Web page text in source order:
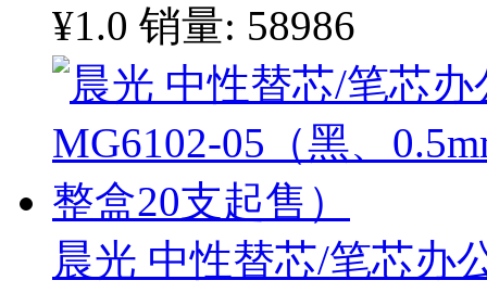
¥1.0 销量: 58986
晨光 中性替芯/笔芯办